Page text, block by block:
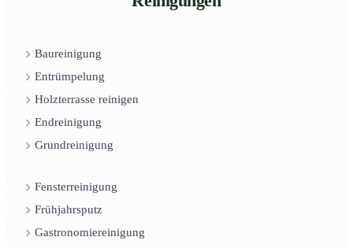
Baureinigung
Entrümpelung
Holzterrasse reinigen
Endreinigung
Grundreinigung
Fensterreinigung
Frühjahrsputz
Gastronomiereinigung